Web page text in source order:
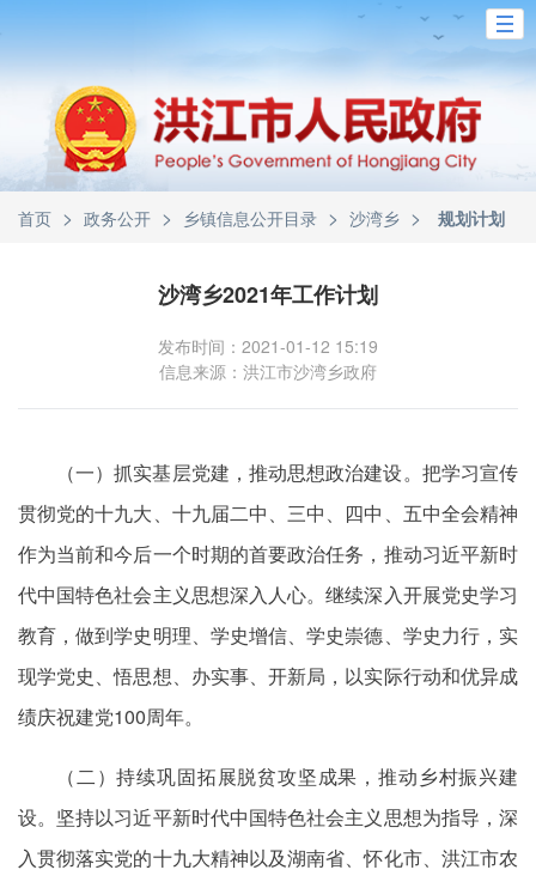
首页 > 政务公开 > 乡镇信息公开目录 > 沙湾乡 > 规划计划
沙湾乡2021年工作计划
发布时间：2021-01-12 15:19
信息来源：洪江市沙湾乡政府
（一）抓实基层党建，推动思想政治建设。把学习宣传
贯彻党的十九大、十九届二中、三中、四中、五中全会精神
作为当前和今后一个时期的首要政治任务，推动习近平新时
代中国特色社会主义思想深入人心。继续深入开展党史学习
教育，做到学史明理、学史增信、学史崇德、学史力行，实
现学党史、悟思想、办实事、开新局，以实际行动和优异成
绩庆祝建党100周年。
（二）持续巩固拓展脱贫攻坚成果，推动乡村振兴建
设。坚持以习近平新时代中国特色社会主义思想为指导，深
入贯彻落实党的十九大精神以及湖南省、怀化市、洪江市农